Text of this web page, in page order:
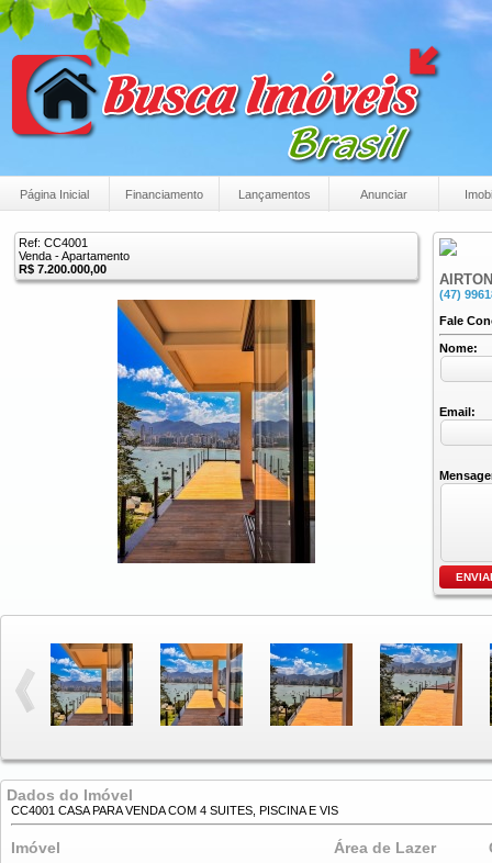
Página Inicial Financiamento Lançamentos Anunciar
Ref: CC4001
Venda - Apartamento
R$ 7.200.000,00
(47)
Fale
Nome:
Email:
Dados do Imóvel
CC4001 CASA PARA VENDA COM 4 SUITES, PISCINA E VIS
Imóvel Área de Lazer